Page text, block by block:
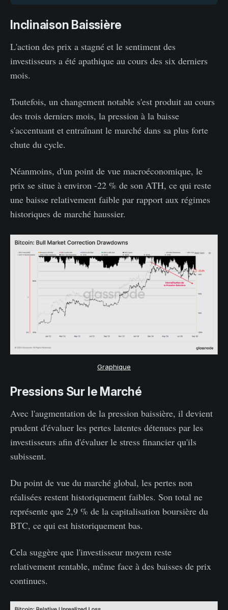
Inclinaison Baissière
L'action des prix a stagné et le sentiment des
investisseurs a été apathique au cours des six derniers
mois.
Toutefois, un changement notable s'est produit au cours
des trois derniers mois, la pression à la baisse
s'accentuant et entraînant le marché dans sa plus forte
chute du cycle.
Néanmoins, d'un point de vue macroéconomique, le
prix se situe à environ -22 % de son ATH, ce qui reste
une baisse relativement faible par rapport aux régimes
historiques de marché haussier.
Graphique
Pressions Sur le Marché
Avec l'augmentation de la pression baissière, il devient
prudent d'évaluer les pertes latentes détenues par les
investisseurs afin d'évaluer le stress financier qu'ils
subissent.
Du point de vue du marché global, les pertes non
réalisées restent historiquement faibles. Son total ne
représente que 2,9 % de la capitalisation boursière du
BTC, ce qui est historiquement bas.
Cela suggère que l'investisseur moyem reste
relativement rentable, même face à des baisses de prix
continues.